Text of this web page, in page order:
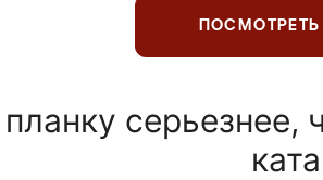
серьезнее,